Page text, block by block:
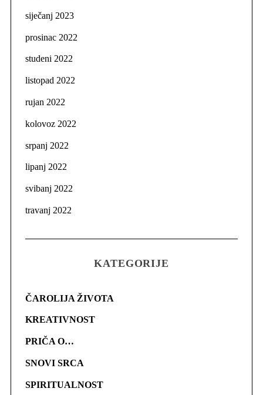
siječanj 2023
prosinac 2022
studeni 2022
listopad 2022
rujan 2022
kolovoz 2022
srpanj 2022
lipanj 2022
svibanj 2022
travanj 2022
KATEGORIJE
ČAROLIJA ŽIVOTA
KREATIVNOST
PRIČA O…
SNOVI SRCA
SPIRITUALNOST